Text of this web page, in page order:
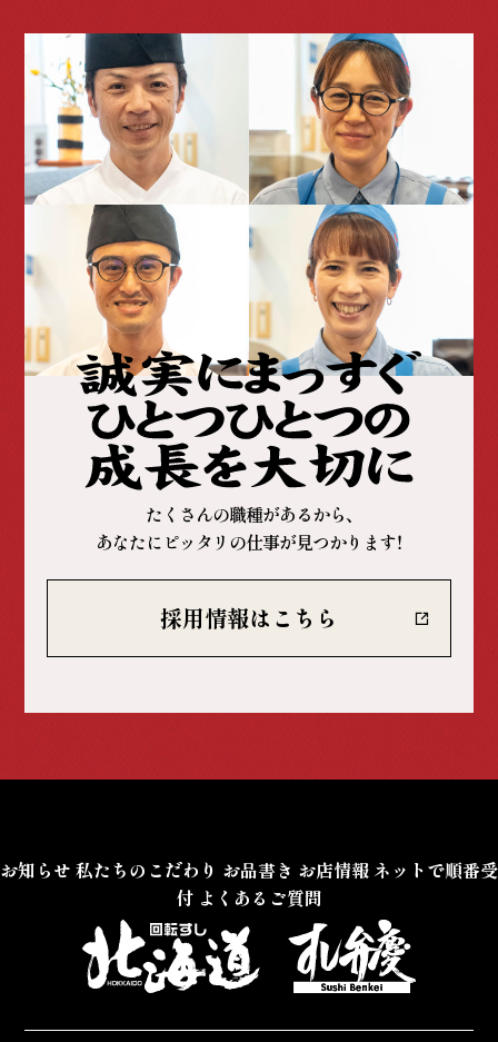
たくさんの職種があるから、
あなたにピッタリの仕事が見つかります！
採用情報はこちら
お知らせ 私たちのこだわり お品書き お店情報 ネットで順番受
付 よくあるご質問